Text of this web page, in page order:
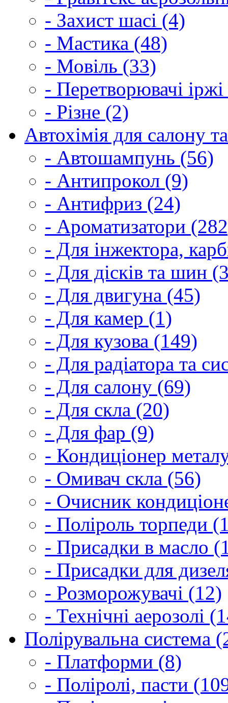
- Захист шасі (4)
- Мастика (48)
- Мовіль (33)
- Перетворювачі
- Різне (2)
Автохімія для салону
- Автошампунь (56)
- Антипрокол (9)
- Антифриз (24)
- Ароматизатори
- Для інжектора,
- Для дісків та шин
- Для двигуна (45)
- Для камер (1)
- Для кузова (149)
- Для радіатора та
- Для салону (69)
- Для скла (20)
- Для фар (9)
- Кондиціонер
- Омивач скла (56)
- Очисник
- Поліроль торпеди
- Присадки в масло
- Присадки для
- Розморожувачі (12)
- Технічні аерозолі
Полірувальна система
- Платформи (8)
- Поліролі, пасти